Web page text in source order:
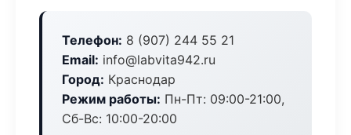
Телефон: 8 (907) 244 55 21
Email: info@labvita942.ru
Город: Краснодар
Режим работы: Пн-Пт: 09:00-21:00,
Сб-Вс: 10:00-20:00